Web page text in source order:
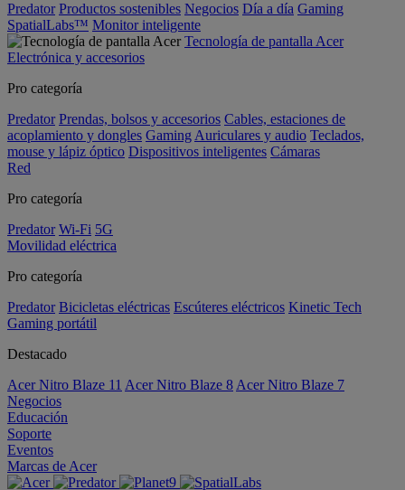
Predator Productos sostenibles Negocios Día a día Gaming
SpatialLabs™ Monitor inteligente
Tecnología de pantalla Acer
Electrónica y accesorios
Pro categoría
Predator Prendas, bolsos y accesorios Cables, estaciones de
acoplamiento y dongles Gaming Auriculares y audio Teclados,
mouse y lápiz óptico Dispositivos inteligentes Cámaras
Red
Pro categoría
Predator Wi-Fi 5G
Movilidad eléctrica
Pro categoría
Predator Bicicletas eléctricas Escúteres eléctricos Kinetic Tech
Gaming portátil
Destacado
Acer Nitro Blaze 11 Acer Nitro Blaze 8 Acer Nitro Blaze 7
Negocios
Educación
Soporte
Eventos
Marcas de Acer